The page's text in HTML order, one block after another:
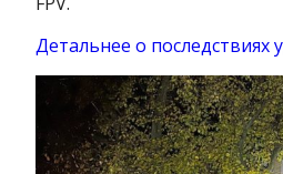
Детальнее о последствиях